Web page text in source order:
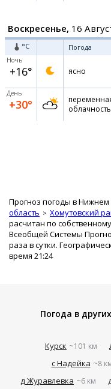
Воскресенье, 16
°C Погода
Ночь
+16° ясно
День
+30°
облачность
Прогноз погоды в
область
Хомутовский
расчитан по
Всеобщей Системы
раза в сутки.
время 21:24
Погода в
Курск ~101 км
с Надейка ~8
д Журавлевка ~6 км